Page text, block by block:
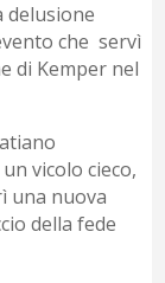
che servì
di Kemper nel
vicolo cieco,
una nuova
della fede